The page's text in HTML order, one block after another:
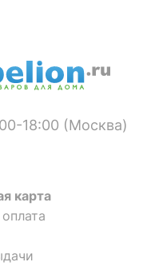
18:00 (Москва)
карта